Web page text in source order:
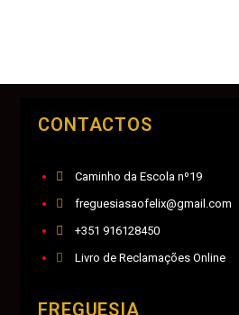
CONTACTOS
Caminho da Escola nº19
freguesiasaofelix@gmail.com
+351 916128450
Livro de Reclamações Online
FREGUESIA